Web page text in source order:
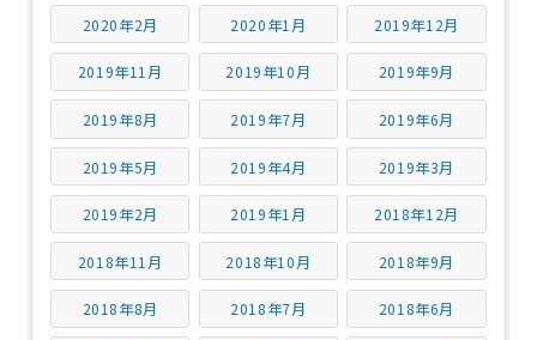
2020年2月 2020年1月 2019年12月
2019年11月 2019年10月 2019年9月
2019年8月 2019年7月 2019年6月
2019年5月 2019年4月 2019年3月
2019年2月 2019年1月 2018年12月
2018年11月 2018年10月 2018年9月
2018年8月 2018年7月 2018年6月